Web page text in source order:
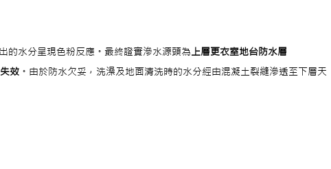
水分呈現色粉反應。最終證實滲水源頭為上層更衣室地台防水層
效 。由於防水欠妥，洗澡及地面清洗時的水分經由混凝土裂縫滲透至下層天